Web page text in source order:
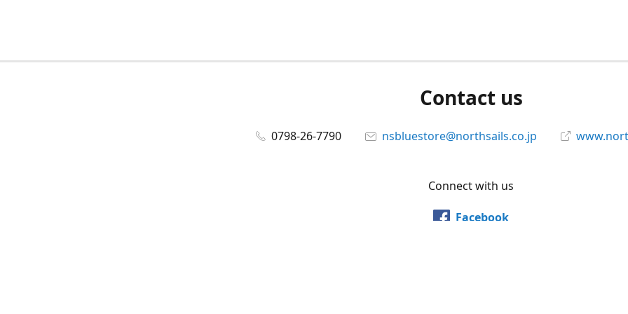
Contact us
0798-26-7790 nsbluestore@northsails.co.jp
Connect with us
Facebook